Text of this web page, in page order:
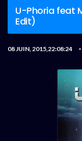
U-Phoria feat
Edit)
08 JUIN, 2015,22:08:24 •